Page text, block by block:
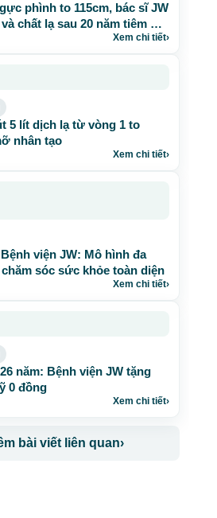
phình to 115cm, bác sĩ JW
chất lạ sau 20 năm tiêm mỡ
Xem chi tiết›
5 lít dịch lạ từ vòng 1 to
nhân tạo
Xem chi tiết›
viện JW: Mô hình đa
sóc sức khỏe toàn diện
Xem chi tiết›
năm: Bệnh viện JW tặng
0 đồng
Xem chi tiết›
bài viết liên quan›